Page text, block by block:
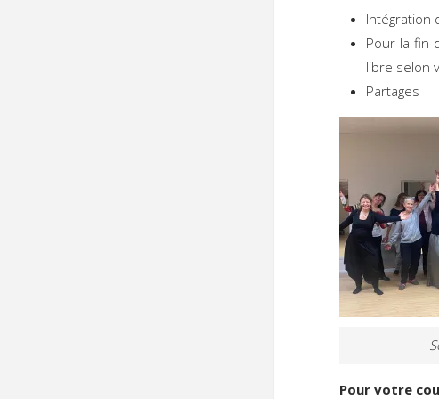
Intégration
Pour la fin
libre selon
Partages
Pour votre